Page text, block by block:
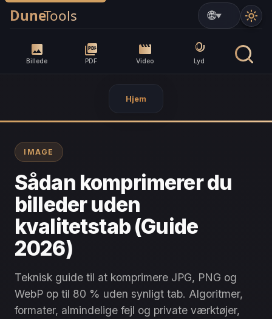
Billede PDF Video Lyd
▼
Hjem
IMAGE
Sådan komprimerer du
billeder uden
kvalitetstab (Guide
2026)
Teknisk guide til at komprimere JPG, PNG og
WebP op til 80 % uden synligt tab. Algoritmer,
formater, almindelige fejl og private værktøjer,